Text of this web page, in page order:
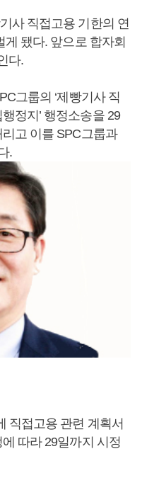
사 직접고용 기한의 연
됐다. 앞으로 합자회
다.
그룹의 ‘제빵기사 직
정지’ 행정소송을 29
고 이를 SPC그룹과
.
직접고용 관련 계획서
따라 29일까지 시정